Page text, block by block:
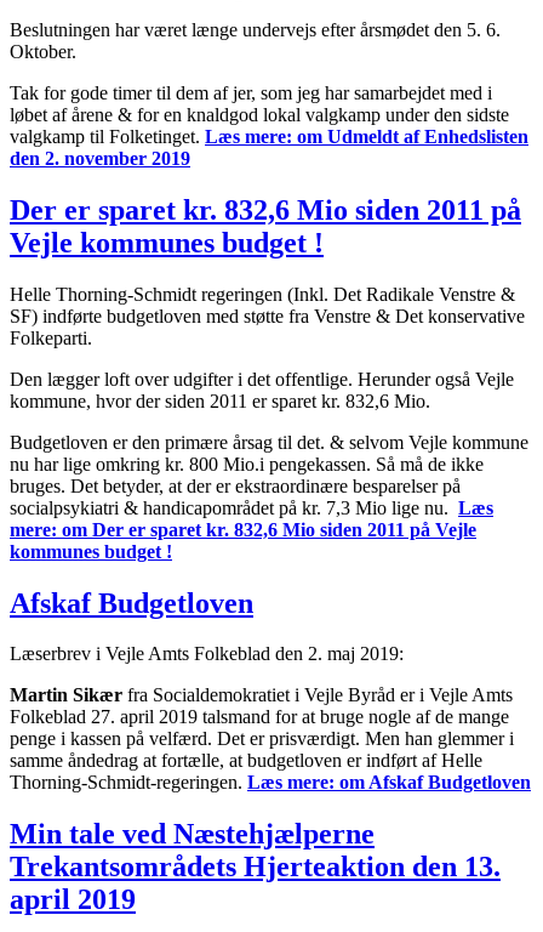
Beslutningen har været længe undervejs efter årsmødet den 5. 6.
Oktober.
Tak for gode timer til dem af jer, som jeg har samarbejdet med i
løbet af årene & for en knaldgod lokal valgkamp under den sidste
valgkamp til Folketinget. Læs mere: om Udmeldt af Enhedslisten
den 2. november 2019
Der er sparet kr. 832,6 Mio siden 2011 på
Vejle kommunes budget !
Helle Thorning-Schmidt regeringen (Inkl. Det Radikale Venstre &
SF) indførte budgetloven med støtte fra Venstre & Det konservative
Folkeparti.
Den lægger loft over udgifter i det offentlige. Herunder også Vejle
kommune, hvor der siden 2011 er sparet kr. 832,6 Mio.
Budgetloven er den primære årsag til det. & selvom Vejle kommune
nu har lige omkring kr. 800 Mio.i pengekassen. Så må de ikke
bruges. Det betyder, at der er ekstraordinære besparelser på
socialpsykiatri & handicapområdet på kr. 7,3 Mio lige nu. Læs
mere: om Der er sparet kr. 832,6 Mio siden 2011 på Vejle
kommunes budget !
Afskaf Budgetloven
Læserbrev i Vejle Amts Folkeblad den 2. maj 2019:
Martin Sikær fra Socialdemokratiet i Vejle Byråd er i Vejle Amts
Folkeblad 27. april 2019 talsmand for at bruge nogle af de mange
penge i kassen på velfærd. Det er prisværdigt. Men han glemmer i
samme åndedrag at fortælle, at budgetloven er indført af Helle
Thorning-Schmidt-regeringen. Læs mere: om Afskaf Budgetloven
Min tale ved Næstehjælperne
Trekantsområdets Hjerteaktion den 13.
april 2019